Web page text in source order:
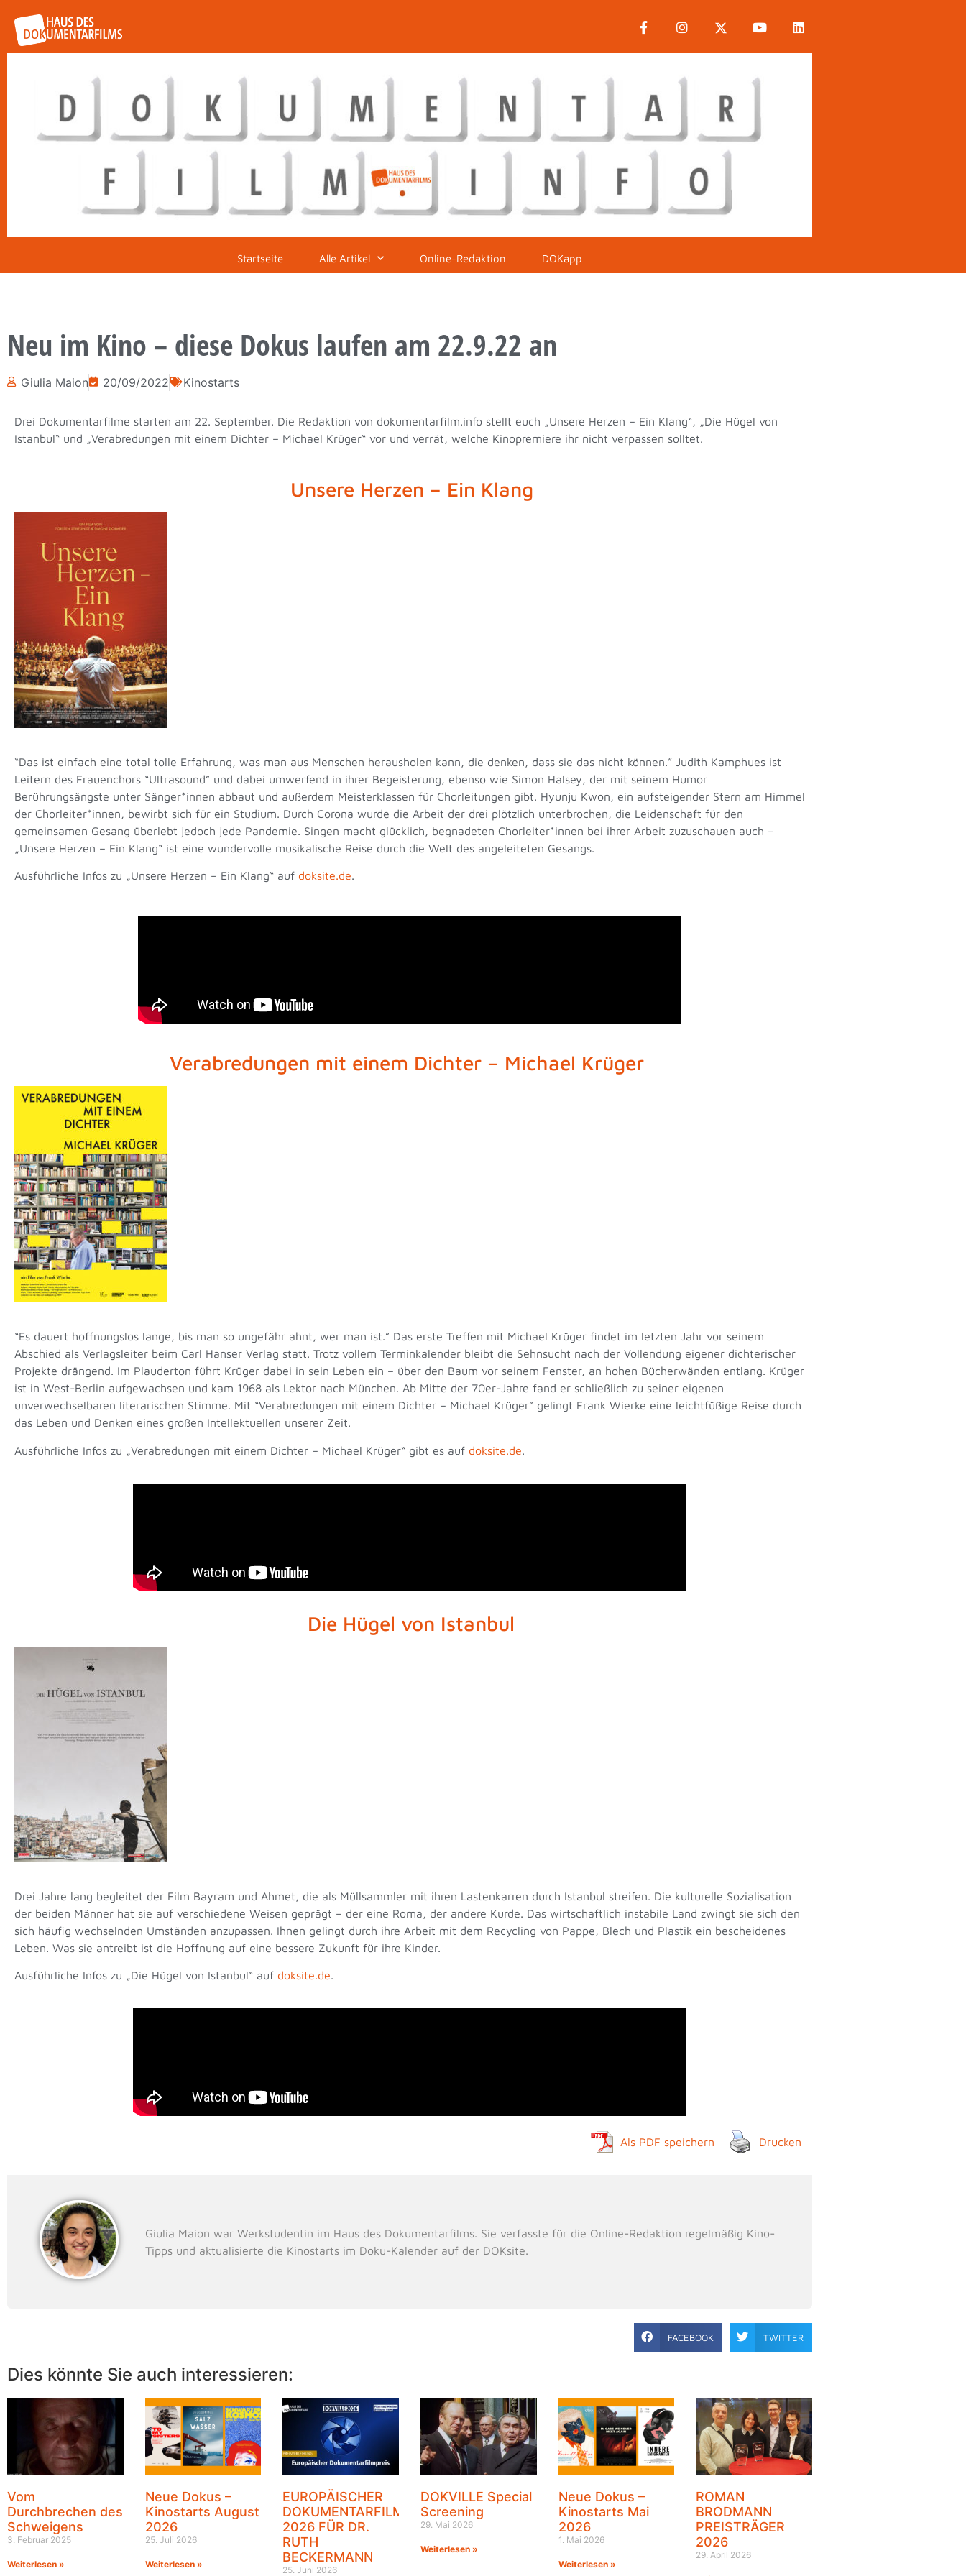
Startseite Alle Artikel Online-Redaktion DOKapp
Neu im Kino – diese Dokus laufen am 22.9.22 an
Giulia Maion 20/09/2022 Kinostarts
Drei Dokumentarfilme starten am 22. September. Die Redaktion von dokumentarfilm.info stellt euch „Unsere Herzen – Ein Klang“, „Die Hügel von
Istanbul“ und „Verabredungen mit einem Dichter – Michael Krüger“ vor und verrät, welche Kinopremiere ihr nicht verpassen solltet.
Unsere Herzen – Ein Klang
“Das ist einfach eine total tolle Erfahrung, was man aus Menschen herausholen kann, die denken, dass sie das nicht können.” Judith Kamphues ist
Leitern des Frauenchors “Ultrasound” und dabei umwerfend in ihrer Begeisterung, ebenso wie Simon Halsey, der mit seinem Humor
Berührungsängste unter Sänger*innen abbaut und außerdem Meisterklassen für Chorleitungen gibt. Hyunju Kwon, ein aufsteigender Stern am Himmel
der Chorleiter*innen, bewirbt sich für ein Studium. Durch Corona wurde die Arbeit der drei plötzlich unterbrochen, die Leidenschaft für den
gemeinsamen Gesang überlebt jedoch jede Pandemie. Singen macht glücklich, begnadeten Chorleiter*innen bei ihrer Arbeit zuzuschauen auch –
„Unsere Herzen – Ein Klang“ ist eine wundervolle musikalische Reise durch die Welt des angeleiteten Gesangs.
Ausführliche Infos zu „Unsere Herzen – Ein Klang“ auf doksite.de.
Verabredungen mit einem Dichter – Michael Krüger
“Es dauert hoffnungslos lange, bis man so ungefähr ahnt, wer man ist.” Das erste Treffen mit Michael Krüger findet im letzten Jahr vor seinem
Abschied als Verlagsleiter beim Carl Hanser Verlag statt. Trotz vollem Terminkalender bleibt die Sehnsucht nach der Vollendung eigener dichterischer
Projekte drängend. Im Plauderton führt Krüger dabei in sein Leben ein – über den Baum vor seinem Fenster, an hohen Bücherwänden entlang. Krüger
ist in West-Berlin aufgewachsen und kam 1968 als Lektor nach München. Ab Mitte der 70er-Jahre fand er schließlich zu seiner eigenen
unverwechselbaren literarischen Stimme. Mit “Verabredungen mit einem Dichter – Michael Krüger” gelingt Frank Wierke eine leichtfüßige Reise durch
das Leben und Denken eines großen Intellektuellen unserer Zeit.
Ausführliche Infos zu „Verabredungen mit einem Dichter – Michael Krüger“ gibt es auf doksite.de.
Die Hügel von Istanbul
Drei Jahre lang begleitet der Film Bayram und Ahmet, die als Müllsammler mit ihren Lastenkarren durch Istanbul streifen. Die kulturelle Sozialisation
der beiden Männer hat sie auf verschiedene Weisen geprägt – der eine Roma, der andere Kurde. Das wirtschaftlich instabile Land zwingt sie sich den
sich häufig wechselnden Umständen anzupassen. Ihnen gelingt durch ihre Arbeit mit dem Recycling von Pappe, Blech und Plastik ein bescheidenes
Leben. Was sie antreibt ist die Hoffnung auf eine bessere Zukunft für ihre Kinder.
Ausführliche Infos zu „Die Hügel von Istanbul“ auf doksite.de.
Als PDF speichern Drucken
Giulia Maion war Werkstudentin im Haus des Dokumentarfilms. Sie verfasste für die Online-Redaktion regelmäßig Kino-
Tipps und aktualisierte die Kinostarts im Doku-Kalender auf der DOKsite.
FACEBOOK TWITTER
Dies könnte Sie auch interessieren:
Vom
Durchbrechen des
Schweigens
3. Februar 2025
Weiterlesen »
Neue Dokus –
Kinostarts August
2026
25. Juli 2026
Weiterlesen »
EUROPÄISCHER
DOKUMENTARFILMPREIS
2026 FÜR DR.
RUTH
BECKERMANN
25. Juni 2026
DOKVILLE Special
Screening
29. Mai 2026
Weiterlesen »
Neue Dokus –
Kinostarts Mai
2026
1. Mai 2026
Weiterlesen »
ROMAN
BRODMANN
PREISTRÄGER
2026
29. April 2026